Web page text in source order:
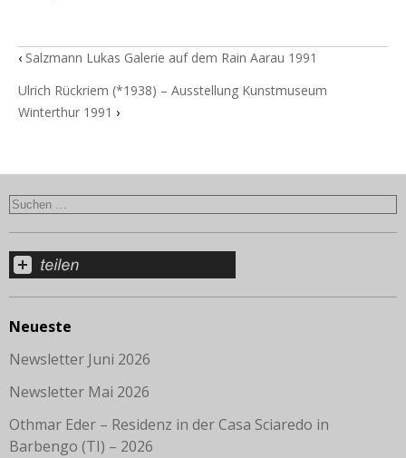
‹ Salzmann Lukas Galerie auf dem Rain Aarau 1991
Ulrich Rückriem (*1938) – Ausstellung Kunstmuseum
Winterthur 1991 ›
Neueste
Newsletter Juni 2026
Newsletter Mai 2026
Othmar Eder – Residenz in der Casa Sciaredo in
Barbengo (TI) – 2026